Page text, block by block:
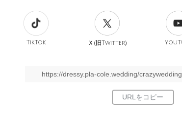
TikTok Ｘ(旧Twitter)
https://dressy.pla-cole.wedding/